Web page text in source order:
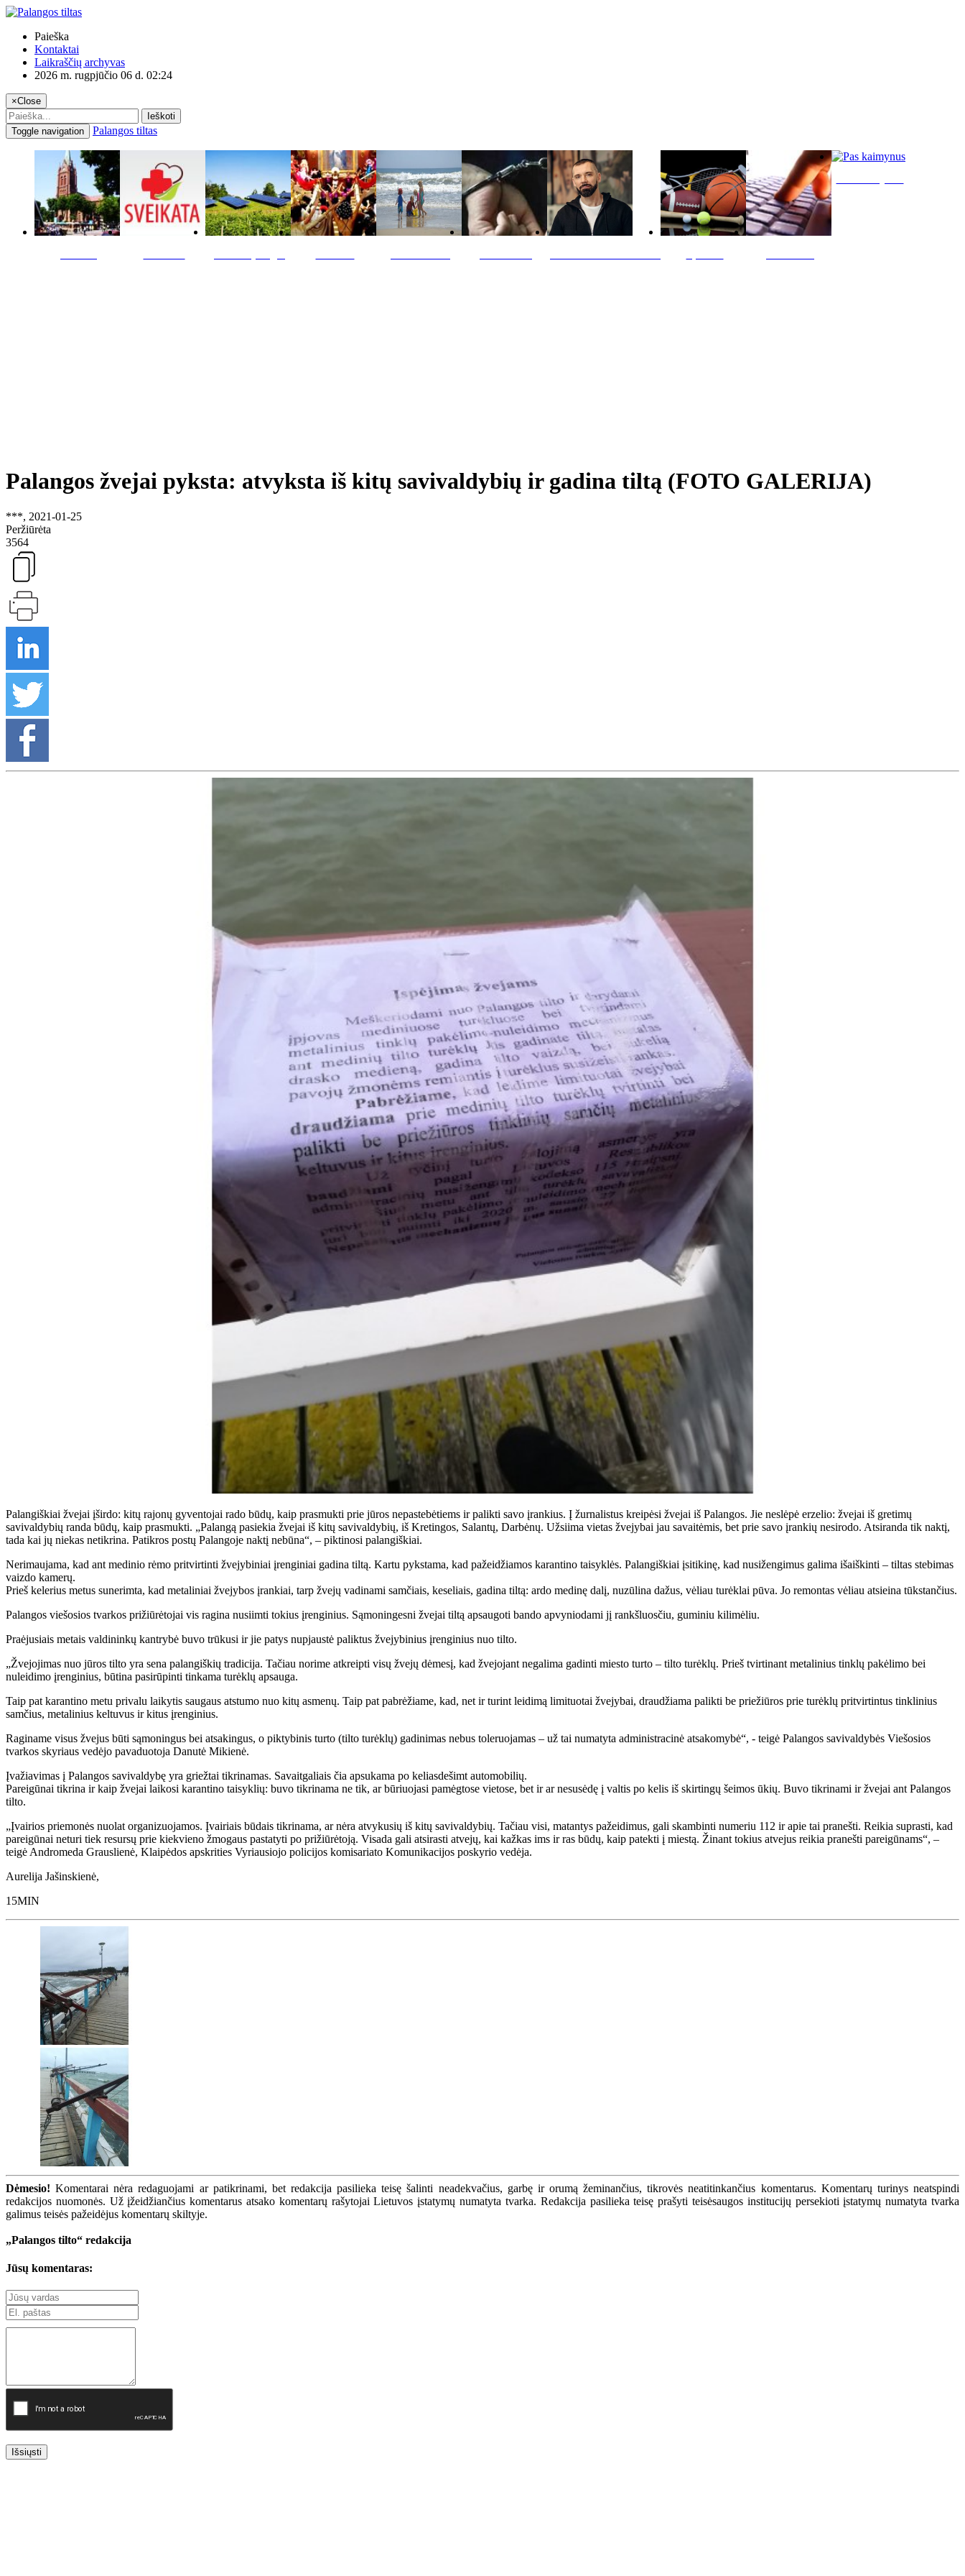
Paieška
Kontaktai
Laikraščių archyvas
2026 m. rugpjūčio 06 d. 02:24
×Close
Ieškoti
Toggle navigation
Palangos tiltas
Palangos žvejai pyksta: atvyksta iš kitų savivaldybių ir gadina tiltą (FOTO GALERIJA)
***, 2021-01-25
Peržiūrėta
3564
Palangiškiai žvejai įširdo: kitų rajonų gyventojai rado būdų, kaip prasmukti prie jūros nepastebėtiems ir palikti savo įrankius. Į žurnalistus kreipėsi žvejai iš Palangos. Jie neslėpė erzelio: žvejai iš gretimų
savivaldybių randa būdų, kaip prasmukti. „Palangą pasiekia žvejai iš kitų savivaldybių, iš Kretingos, Salantų, Darbėnų. Užsiima vietas žvejybai jau savaitėmis, bet prie savo įrankių nesirodo. Atsiranda tik naktį,
tada kai jų niekas netikrina. Patikros postų Palangoje naktį nebūna“, – piktinosi palangiškiai.
Nerimaujama, kad ant medinio rėmo pritvirtinti žvejybiniai įrenginiai gadina tiltą. Kartu pykstama, kad pažeidžiamos karantino taisyklės. Palangiškiai įsitikinę, kad nusižengimus galima išaiškinti – tiltas stebimas
vaizdo kamerų.
Prieš kelerius metus sunerimta, kad metaliniai žvejybos įrankiai, tarp žvejų vadinami samčiais, keseliais, gadina tiltą: ardo medinę dalį, nuzūlina dažus, vėliau turėklai pūva. Jo remontas vėliau atsieina tūkstančius.
Palangos viešosios tvarkos prižiūrėtojai vis ragina nusiimti tokius įrenginius. Sąmoningesni žvejai tiltą apsaugoti bando apvyniodami jį rankšluosčiu, guminiu kilimėliu.
Praėjusiais metais valdininkų kantrybė buvo trūkusi ir jie patys nupjaustė paliktus žvejybinius įrenginius nuo tilto.
„Žvejojimas nuo jūros tilto yra sena palangiškių tradicija. Tačiau norime atkreipti visų žvejų dėmesį, kad žvejojant negalima gadinti miesto turto – tilto turėklų. Prieš tvirtinant metalinius tinklų pakėlimo bei
nuleidimo įrenginius, būtina pasirūpinti tinkama turėklų apsauga.
Taip pat karantino metu privalu laikytis saugaus atstumo nuo kitų asmenų. Taip pat pabrėžiame, kad, net ir turint leidimą limituotai žvejybai, draudžiama palikti be priežiūros prie turėklų pritvirtintus tinklinius
samčius, metalinius keltuvus ir kitus įrenginius.
Raginame visus žvejus būti sąmoningus bei atsakingus, o piktybinis turto (tilto turėklų) gadinimas nebus toleruojamas – už tai numatyta administracinė atsakomybė“, - teigė Palangos savivaldybės Viešosios
tvarkos skyriaus vedėjo pavaduotoja Danutė Mikienė.
Įvažiavimas į Palangos savivaldybę yra griežtai tikrinamas. Savaitgaliais čia apsukama po keliasdešimt automobilių.
Pareigūnai tikrina ir kaip žvejai laikosi karantino taisyklių: buvo tikrinama ne tik, ar būriuojasi pamėgtose vietose, bet ir ar nesusėdę į valtis po kelis iš skirtingų šeimos ūkių. Buvo tikrinami ir žvejai ant Palangos
tilto.
„Įvairios priemonės nuolat organizuojamos. Įvairiais būdais tikrinama, ar nėra atvykusių iš kitų savivaldybių. Tačiau visi, matantys pažeidimus, gali skambinti numeriu 112 ir apie tai pranešti. Reikia suprasti, kad
pareigūnai neturi tiek resursų prie kiekvieno žmogaus pastatyti po prižiūrėtoją. Visada gali atsirasti atvejų, kai kažkas ims ir ras būdų, kaip patekti į miestą. Žinant tokius atvejus reikia pranešti pareigūnams“, –
teigė Andromeda Grauslienė, Klaipėdos apskrities Vyriausiojo policijos komisariato Komunikacijos poskyrio vedėja.
Aurelija Jašinskienė,
15MIN
Dėmesio! Komentarai nėra redaguojami ar patikrinami, bet redakcija pasilieka teisę šalinti neadekvačius, garbę ir orumą žeminančius, tikrovės neatitinkančius komentarus. Komentarų turinys neatspindi
redakcijos nuomonės. Už įžeidžiančius komentarus atsako komentarų rašytojai Lietuvos įstatymų numatyta tvarka. Redakcija pasilieka teisę prašyti teisėsaugos institucijų persekioti įstatymų numatyta tvarka
galimus teisės pažeidėjus komentarų skiltyje.
„Palangos tilto“ redakcija
Jūsų komentaras:
Išsiųsti